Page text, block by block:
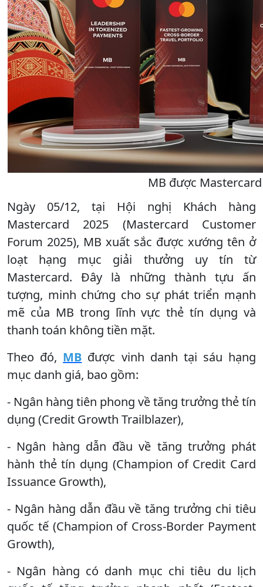
MB được
Ngày 05/12, tại Hội nghị Khách hàng
Mastercard 2025 (Mastercard Customer
Forum 2025), MB xuất sắc được xướng tên ở
loạt hạng mục giải thưởng uy tín từ
Mastercard. Đây là những thành tựu ấn
tượng, minh chứng cho sự phát triển mạnh
mẽ của MB trong lĩnh vực thẻ tín dụng và
thanh toán không tiền mặt.
Theo đó, MB được vinh danh tại sáu hạng
mục danh giá, bao gồm:
- Ngân hàng tiên phong về tăng trưởng thẻ tín
dụng (Credit Growth Trailblazer),
- Ngân hàng dẫn đầu về tăng trưởng phát
hành thẻ tín dụng (Champion of Credit Card
Issuance Growth),
- Ngân hàng dẫn đầu về tăng trưởng chi tiêu
quốc tế (Champion of Cross-Border Payment
Growth),
- Ngân hàng có danh mục chi tiêu du lịch